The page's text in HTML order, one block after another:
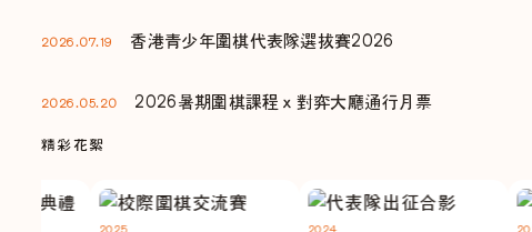
20262026.07.19 香港青少年圍棋代表隊選拔賽2026
2026.05.20 2026暑期圍棋課程ｘ對弈大廳通行月票
精彩花絮